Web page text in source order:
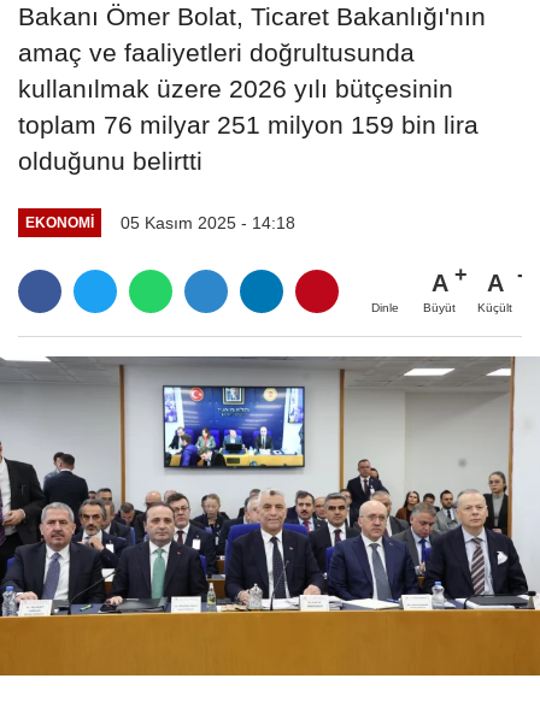
Bakanı Ömer Bolat, Ticaret Bakanlığı'nın
amaç ve faaliyetleri doğrultusunda
kullanılmak üzere 2026 yılı bütçesinin
toplam 76 milyar 251 milyon 159 bin lira
olduğunu belirtti
EKONOMI 05 Kasım 2025 - 14:18
Dinle
A
Büyüt
A
Küçült